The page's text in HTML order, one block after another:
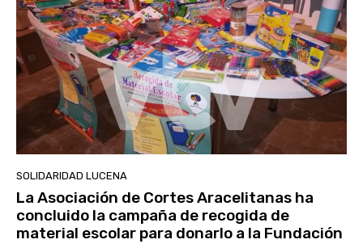
SOLIDARIDAD LUCENA
La Asociación de Cortes Aracelitanas ha
concluido la campaña de recogida de
material escolar para donarlo a la Fundación